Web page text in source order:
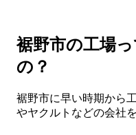
裾野市の工場
の？
裾野市に早い時期から
やヤクルトなどの会社